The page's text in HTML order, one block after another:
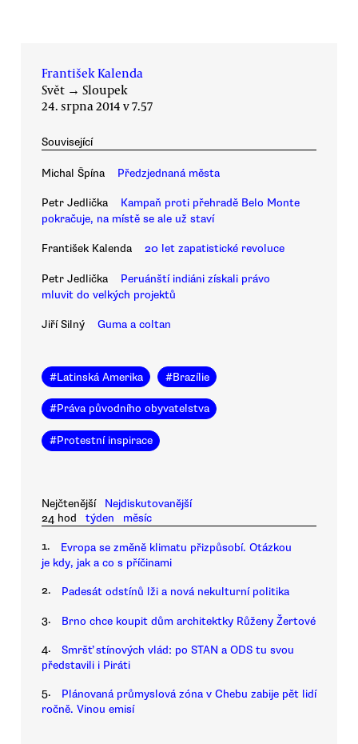
František Kalenda
Svět → Sloupek
24. srpna 2014 v 7.57
Související
Michal Špína Předzjednaná města
Petr Jedlička
Kampaň proti přehradě Belo Monte
pokračuje, na místě se ale už staví
František Kalenda 20 let zapatistické revoluce
Petr Jedlička
Peruánští indiáni získali právo
mluvit do velkých projektů
Jiří Silný Guma a coltan
#Latinská Amerika #Brazílie
#Práva původního obyvatelstva
#Protestní inspirace
Nejčtenější
Nejdiskutovanější
24 hod
týden měsíc
1.
Evropa se změně klimatu přizpůsobí. Otázkou
je kdy, jak a co s příčinami
2. Padesát odstínů lži a nová nekulturní politika
3. Brno chce koupit dům architektky Růženy Žertové
4.
Smršť stínových vlád: po STAN a ODS tu svou
představili i Piráti
5.
Plánovaná průmyslová zóna v Chebu zabije pět lidí
ročně. Vinou emisí